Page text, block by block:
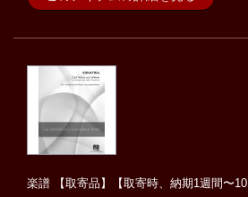
楽譜 【取寄品】【取寄時、納期1週間〜